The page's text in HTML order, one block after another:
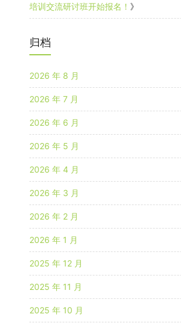
培训交流研讨班开始报名！ 》
归档
2026 年 8 月
2026 年 7 月
2026 年 6 月
2026 年 5 月
2026 年 4 月
2026 年 3 月
2026 年 2 月
2026 年 1 月
2025 年 12 月
2025 年 11 月
2025 年 10 月